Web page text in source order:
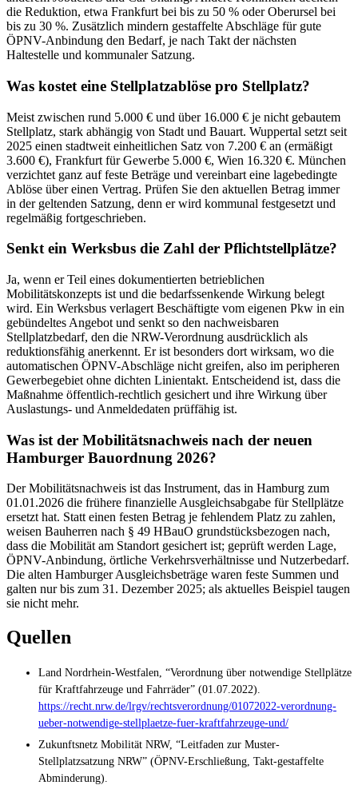
die Reduktion, etwa Frankfurt bei bis zu 50 % oder Oberursel bei
bis zu 30 %. Zusätzlich mindern gestaffelte Abschläge für gute
ÖPNV-Anbindung den Bedarf, je nach Takt der nächsten
Haltestelle und kommunaler Satzung.
Was kostet eine Stellplatzablöse pro Stellplatz?
Meist zwischen rund 5.000 € und über 16.000 € je nicht gebautem
Stellplatz, stark abhängig von Stadt und Bauart. Wuppertal setzt seit
2025 einen stadtweit einheitlichen Satz von 7.200 € an (ermäßigt
3.600 €), Frankfurt für Gewerbe 5.000 €, Wien 16.320 €. München
verzichtet ganz auf feste Beträge und vereinbart eine lagebedingte
Ablöse über einen Vertrag. Prüfen Sie den aktuellen Betrag immer
in der geltenden Satzung, denn er wird kommunal festgesetzt und
regelmäßig fortgeschrieben.
Senkt ein Werksbus die Zahl der Pflichtstellplätze?
Ja, wenn er Teil eines dokumentierten betrieblichen
Mobilitätskonzepts ist und die bedarfssenkende Wirkung belegt
wird. Ein Werksbus verlagert Beschäftigte vom eigenen Pkw in ein
gebündeltes Angebot und senkt so den nachweisbaren
Stellplatzbedarf, den die NRW-Verordnung ausdrücklich als
reduktionsfähig anerkennt. Er ist besonders dort wirksam, wo die
automatischen ÖPNV-Abschläge nicht greifen, also im peripheren
Gewerbegebiet ohne dichten Linientakt. Entscheidend ist, dass die
Maßnahme öffentlich-rechtlich gesichert und ihre Wirkung über
Auslastungs- und Anmeldedaten prüffähig ist.
Was ist der Mobilitätsnachweis nach der neuen
Hamburger Bauordnung 2026?
Der Mobilitätsnachweis ist das Instrument, das in Hamburg zum
01.01.2026 die frühere finanzielle Ausgleichsabgabe für Stellplätze
ersetzt hat. Statt einen festen Betrag je fehlendem Platz zu zahlen,
weisen Bauherren nach § 49 HBauO grundstücksbezogen nach,
dass die Mobilität am Standort gesichert ist; geprüft werden Lage,
ÖPNV-Anbindung, örtliche Verkehrsverhältnisse und Nutzerbedarf.
Die alten Hamburger Ausgleichsbeträge waren feste Summen und
galten nur bis zum 31. Dezember 2025; als aktuelles Beispiel taugen
sie nicht mehr.
Quellen
Land Nordrhein-Westfalen, “Verordnung über notwendige Stellplätze
für Kraftfahrzeuge und Fahrräder” (01.07.2022).
https://recht.nrw.de/lrgv/rechtsverordnung/01072022-verordnung-
ueber-notwendige-stellplaetze-fuer-kraftfahrzeuge-und/
Zukunftsnetz Mobilität NRW, “Leitfaden zur Muster-
Stellplatzsatzung NRW” (ÖPNV-Erschließung, Takt-gestaffelte
Abminderung).